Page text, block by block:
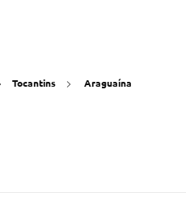
Tocantins Araguaína